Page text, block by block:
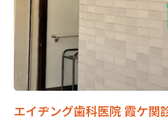
エイヂング歯科医院 霞ケ関